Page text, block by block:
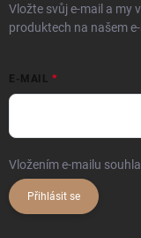
Vložte svůj e-mail a my
produktech na našem
E-MAIL
Vložením e-mailu
Přihlásit se